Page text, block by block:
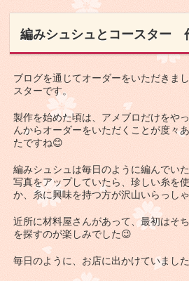
編みシュシュとコースター
ブログを通じてオーダーをいただきま
スターです。
製作を始めた頃は、アメブロだけをや
んからオーダーをいただくことが度々
たですね😊
編みシュシュは毎日のように編んでい
写真をアップしていたら、珍しい糸を
か、糸に興味を持つ方が沢山いらっしゃ
近所に材料屋さんがあって、最初はそ
を探すのが楽しみでした😉
毎日のように、お店に出かけていました